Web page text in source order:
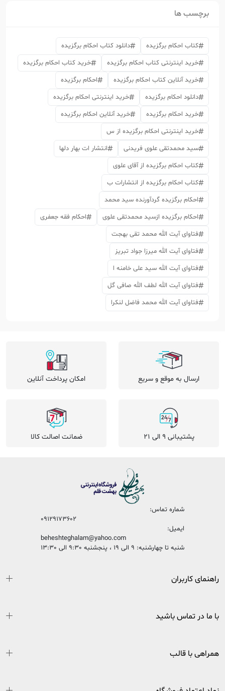
برچسب ها
کتاب احکام برگزیده
دانلود کتاب احکام برگزیده
خرید اینترنتی کتاب احکام برگزیده
خرید کتاب احکام برگزیده
خرید آنلاین کتاب احکام برگزیده
احکام برگزیده
دانلود احکام برگزیده
خرید اینترنتی احکام برگزیده
خرید احکام برگزیده
خرید آنلاین احکام برگزیده
خرید اینترنتی احکام برگزیده از س
سید محمدتقی علوی فریدنی
انتشار ات بهار دلها
کتاب احکام برگزیده از آقای علوی
کتاب احکام برگزیده از انتشارات ب
احکام برگزیده گردآورنده سید محمد
احکام برگزیده ازسید محمدتقی علوی
احکام فقه جعفری
فتاوای آیت الله محمد تقی بهجت
فتاوای آیت الله میرزا جواد تبریز
فتاوای آیت الله سید علی خامنه ا
فتاوای آیت الله لطف الله صافی گل
فتاوای آیت الله محمد فاضل لنکرا
ارسال به موقع و سریع امکان پرداخت آنلاین
پشتیبانی 9 الی 21 ضمانت اصالت کالا
شماره تماس:
09129173602
ایمیل:
beheshteghalam@yahoo.com
شنبه تا چهارشنبه: 9 الی 19 ، پنجشنبه 9:30 الی 13:30
راهنمای کاربران
با ما در تماس باشید
همراهی با قالب